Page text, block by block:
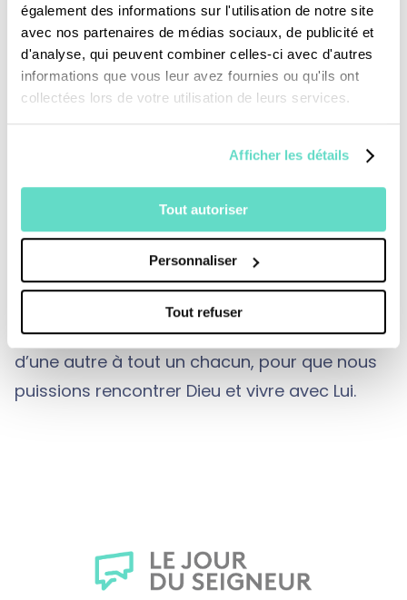
également des informations sur l'utilisation de notre site
avec nos partenaires de médias sociaux, de publicité et
d'analyse, qui peuvent combiner celles-ci avec d'autres
informations que vous leur avez fournies ou qu'ils ont
collectées lors de votre utilisation de leurs services.
Afficher les détails
Tout autoriser
Personnaliser
Tout refuser
d’un torrent qui l’abreuve. Des corbeaux
viennent matin et soir lui apporter sa
nourriture. Élie est une sorte de nouvel Adam,
vivant dans la nature, les animaux lui étant
soumis. Et bientôt, Dieu l’enverra auprès d’une
femme, après ce temps de solitude : la veuve
de Sarepta qui l’accueillera malgré sa
Alors, vivre en ermite, est-ce une expérience
étrange, réservée à quelques-uns ? Peut-être
au contraire est-ce une expérience
fondamentale, proposée d’une manière ou
d’une autre à tout un chacun, pour que nous
puissions rencontrer Dieu et vivre avec Lui.